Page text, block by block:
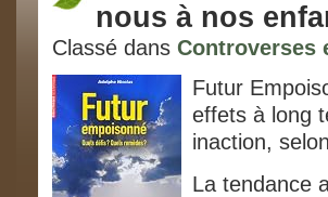
nous à nos
Classé dans Controverses
Futur
effets à long
inaction,
La tendance